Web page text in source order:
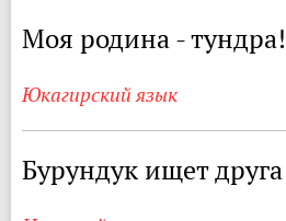
Моя родина - тундра!
Юкагирский язык
Бурундук ищет друга